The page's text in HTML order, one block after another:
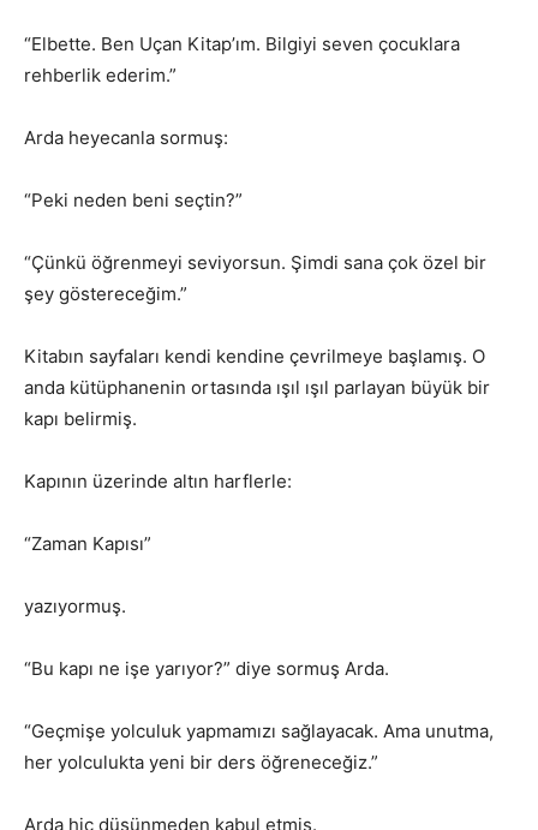
“Elbette. Ben Uçan Kitap’ım. Bilgiyi seven çocuklara
rehberlik ederim.”
Arda heyecanla sormuş:
“Peki neden beni seçtin?”
“Çünkü öğrenmeyi seviyorsun. Şimdi sana çok özel bir
şey göstereceğim.”
Kitabın sayfaları kendi kendine çevrilmeye başlamış. O
anda kütüphanenin ortasında ışıl ışıl parlayan büyük bir
kapı belirmiş.
Kapının üzerinde altın harflerle:
“Zaman Kapısı”
yazıyormuş.
“Bu kapı ne işe yarıyor?” diye sormuş Arda.
“Geçmişe yolculuk yapmamızı sağlayacak. Ama unutma,
her yolculukta yeni bir ders öğreneceğiz.”
Arda hiç düşünmeden kabul etmiş.